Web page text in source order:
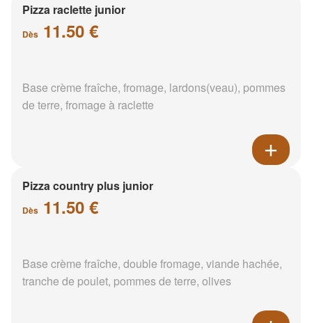
Pizza raclette junior
Dès 11.50 €
Base crème fraîche, fromage, lardons(veau), pommes
de terre, fromage à raclette
Pizza country plus junior
Dès 11.50 €
Base crème fraîche, double fromage, viande hachée,
tranche de poulet, pommes de terre, olives